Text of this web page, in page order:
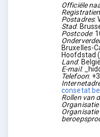
Officiële
Postadres:
Stad:
Postcode:
Bruxelles-
Hoofdstad (
Land: België
E-mail:
Telefoon:
Rollen van